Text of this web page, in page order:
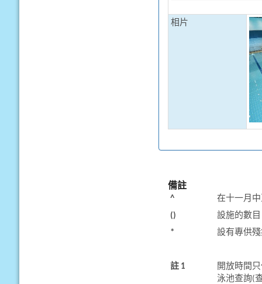
相片
備註
^
在十一月
()
設施的數目
*
設有專供
註 1
開放時間
泳池查詢(